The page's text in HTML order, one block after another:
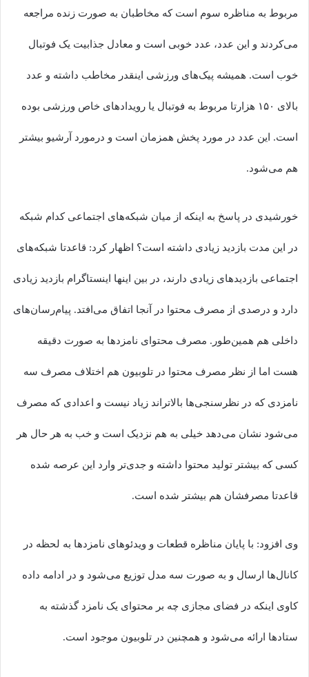
مربوط به مناظره سوم است که مخاطبان به صورت زنده مراجعه
می‌کردند و این عدد، عدد خوبی است و معادل جذابیت یک فوتبال
خوب است. همیشه پیک‌های ورزشی اینقدر مخاطب داشته و عدد
بالای ۱۵۰ هزارتا مربوط به فوتبال یا رویدادهای خاص ورزشی بوده
است. این عدد در مورد پخش همزمان است و درمورد آرشیو بیشتر
هم می‌شود.
خورشیدی در پاسخ به اینکه از میان شبکه‌های اجتماعی کدام شبکه
در این مدت بازدید زیادی داشته است؟ اظهار کرد: قاعدتا شبکه‌های
اجتماعی بازدیدهای زیادی دارند، در بین اینها اینستاگرام بازدید زیادی
دارد و درصدی از مصرف محتوا در آنجا اتفاق می‌افتد. پیام‌رسان‌های
داخلی هم همین‌طور. مصرف محتوای نامزدها به صورت دقیقه
هست اما از نظر مصرف محتوا در تلوبیون هم اختلاف مصرف سه
نامزدی که در نظرسنجی‌ها بالاتراند زیاد نیست و اعدادی که مصرف
می‌شود نشان می‌دهد خیلی به هم نزدیک است و خب به هر حال هر
کسی که بیشتر تولید محتوا داشته و جدی‌تر وارد این عرصه شده
قاعدتا مصرفشان هم بیشتر شده است.
وی افزود: با پایان مناظره قطعات و ویدئوهای نامزدها به لحظه در
کانال‌ها ارسال و به صورت سه مدل توزیع می‌شود و در ادامه داده
کاوی اینکه در فضای مجازی چه بر محتوای یک نامزد گذشته به
ستادها ارائه می‌شود و همچنین در تلوبیون موجود است.